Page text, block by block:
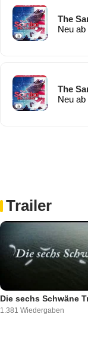
The
Neu ab
The
Neu ab
Trailer
Die sechs Schwäne
1.381 Wiedergaben